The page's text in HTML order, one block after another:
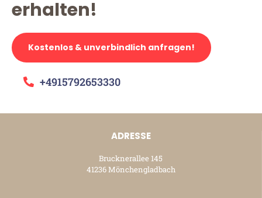
erhalten!
Kostenlos & unverbindlich anfragen!
+4915792653330
ADRESSE
Brucknerallee 145
41236 Mönchengladbach